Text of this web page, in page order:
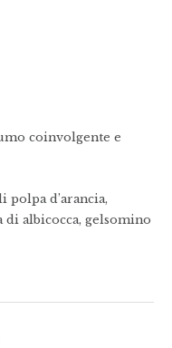
coinvolgente e
d’arancia,
albicocca, gelsomino